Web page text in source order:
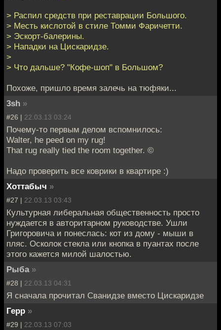
> Распил средств при реставрации Большого.
> Месть кислотой в стиле Томми Фаричетти.
> Эскорт-балерины.
> Нападки на Цискаридзе.
>
> Что дальше? "Кофе-шоп" в Большом?
Похоже, пришло время залечь на тюфяки...
3sh »
#26 | 22.03.13 03:24
Почему-то первым делом вспомнилось:
Walter, he peed on my rug!
That rug really tied the room together. ©
Надо проверить все коврики в квартире :)
Хоттабыч »
#27 | 22.03.13 03:43
Культурная либеральная общественность просто
нуждается в авторитарном руководстве. Ушли
Григоровича и понеслась: кот из дому - мыши в
пляс. Осколок стекла или кнопка в пуантах после
этого кажется милой шалостью.
Рыбa »
#28 | 22.03.13 04:31
Я сначала прочитал Сванидзе вместо Цискаридзе
Герр »
#29 | 22.03.13 07:03